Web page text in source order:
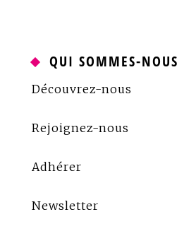
QUI SOMMES-NOUS
Découvrez-nous
Rejoignez-nous
Adhérer
Newsletter